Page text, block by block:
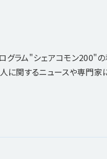
グラム"シェアコモン200"
に関するニュースや専門